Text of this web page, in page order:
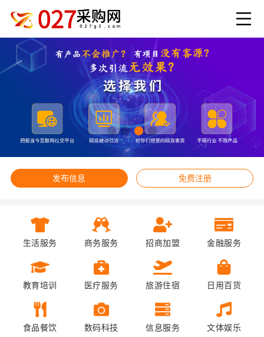
发布信息 免费注册
生活服务 商务服务 招商加盟 金融服务
教育培训 医疗服务 旅游住宿 日用百货
食品餐饮 数码科技 信息服务 文体娱乐